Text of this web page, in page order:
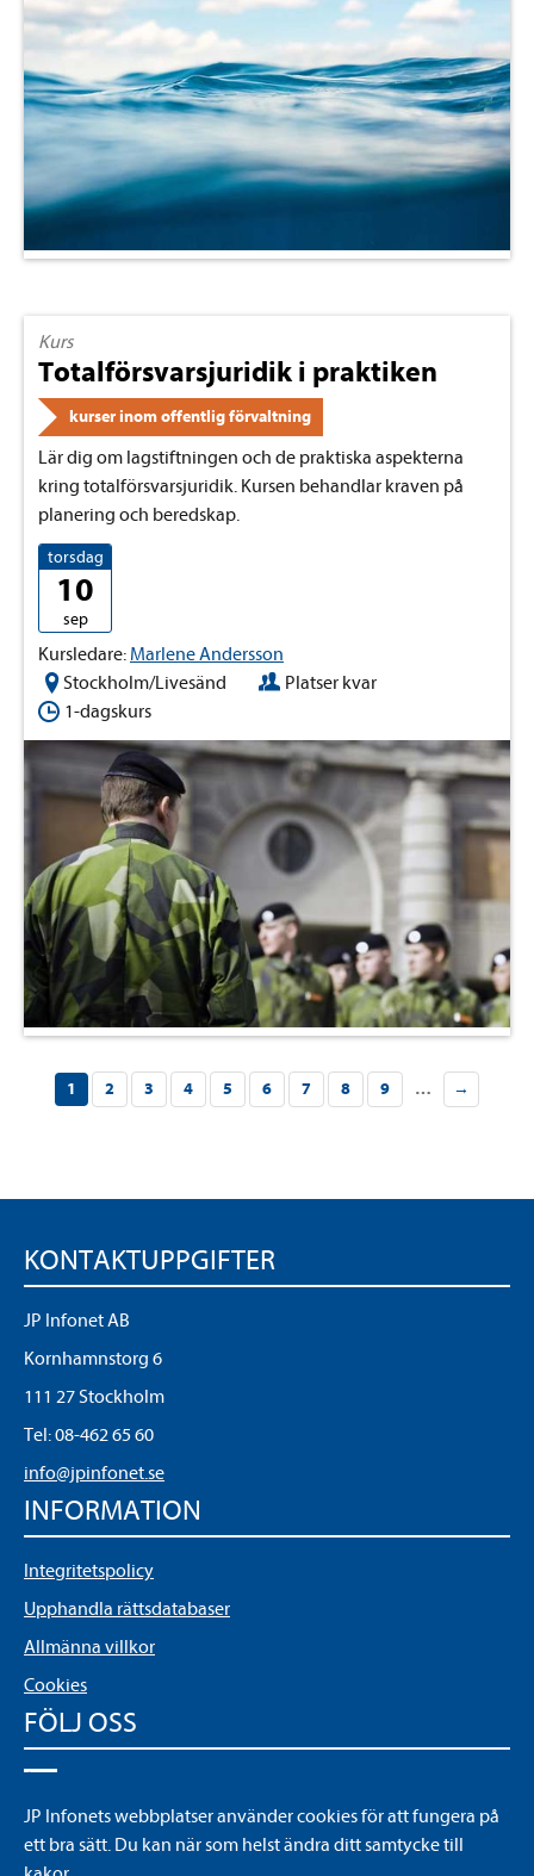
Kurs
Totalförsvarsjuridik i praktiken
kurser inom offentlig förvaltning
Lär dig om lagstiftningen och de praktiska aspekterna
kring totalförsvarsjuridik. Kursen behandlar kraven på
planering och beredskap.
torsdag
10
sep
Kursledare: Marlene Andersson
Stockholm/Livesänd
Platser kvar
1-dagskurs
1 2 3 4 5 6 7 8 9 … →
KONTAKTUPPGIFTER
JP Infonet AB
Kornhamnstorg 6
111 27 Stockholm
Tel:08-462 65 60
info@jpinfonet.se
INFORMATION
Integritetspolicy
Upphandla rättsdatabaser
Allmänna villkor
Cookies
FÖLJ OSS
YouTube
JP Infonets webbplatser använder cookies för att fungera på
ett bra sätt. Du kan när som helst ändra ditt samtycke till